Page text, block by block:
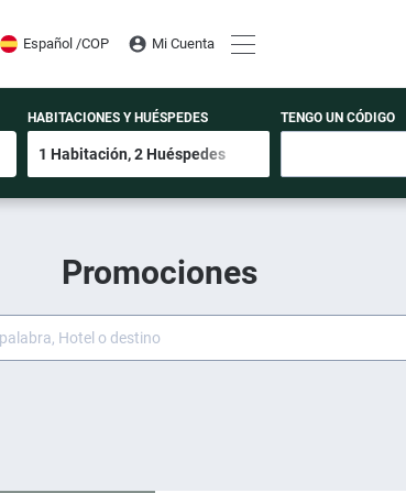
Español /COP Mi Cuenta
HABITACIONES Y HUÉSPEDES TENGO UN CÓDIGO
Promociones